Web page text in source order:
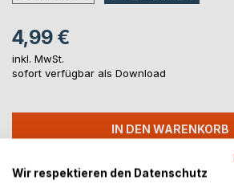
4,99 €
inkl. MwSt.
sofort verfügbar als Download
IN DEN WARENKORB
Auf die Merkliste
Wir respektieren den Datenschutz